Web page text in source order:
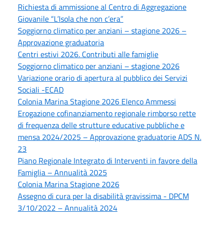
Richiesta di ammissione al Centro di Aggregazione
Giovanile “L’Isola che non c’era”
Soggiorno climatico per anziani – stagione 2026 –
Approvazione graduatoria
Centri estivi 2026. Contributi alle famiglie
Soggiorno climatico per anziani – stagione 2026
Variazione orario di apertura al pubblico dei Servizi
Sociali -ECAD
Colonia Marina Stagione 2026 Elenco Ammessi
Erogazione cofinanziamento regionale rimborso rette
di frequenza delle strutture educative pubbliche e
mensa 2024/2025 – Approvazione graduatorie ADS N.
23
Piano Regionale Integrato di Interventi in favore della
Famiglia – Annualità 2025
Colonia Marina Stagione 2026
Assegno di cura per la disabilità gravissima - DPCM
3/10/2022 – Annualità 2024